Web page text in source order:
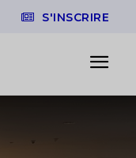
S'INSCRIRE